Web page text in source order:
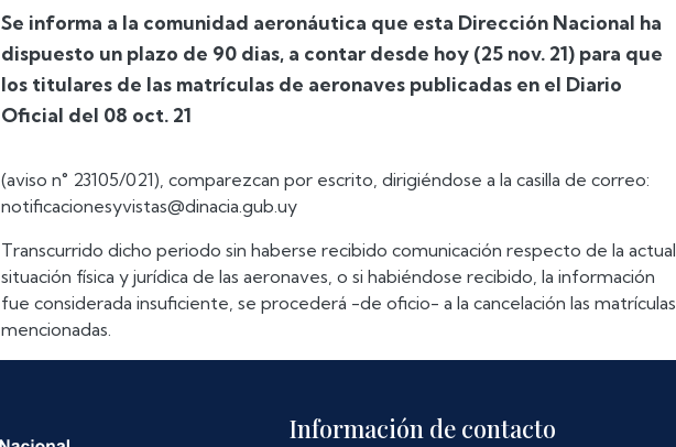
Se informa a la comunidad aeronáutica que esta Dirección Nacional ha
dispuesto un plazo de 90 dias, a contar desde hoy (25 nov. 21) para que
los titulares de las matrículas de aeronaves publicadas en el Diario
Oficial del 08 oct. 21
(aviso n° 23105/021), comparezcan por escrito, dirigiéndose a la casilla de correo:
notificacionesyvistas@dinacia.gub.uy
Transcurrido dicho periodo sin haberse recibido comunicación respecto de la actual
situación física y jurídica de las aeronaves, o si habiéndose recibido, la información
fue considerada insuficiente, se procederá -de oficio- a la cancelación las matrículas
mencionadas.
Información de contacto